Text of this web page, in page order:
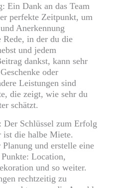
Ein Dank an das Team
perfekte Zeitpunkt, um
Anerkennung
Rede, in der du die
und jedem
dankst, kann sehr
oder
Leistungen sind
die zeigt, wie sehr du
schätzt.
Der Schlüssel zum Erfolg
ist die halbe Miete.
und erstelle eine
Location,
und so weiter.
rechtzeitig zu